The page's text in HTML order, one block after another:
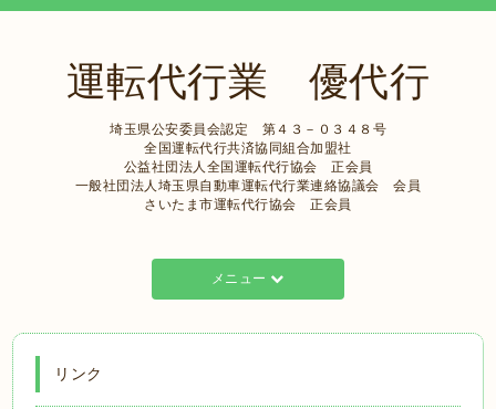
運転代行業 優代行
埼玉県公安委員会認定 第４３－０３４８号
全国運転代行共済協同組合加盟社
公益社団法人全国運転代行協会 正会員
一般社団法人埼玉県自動車運転代行業連絡協議会 会員
さいたま市運転代行協会 正会員
メニュー
リンク